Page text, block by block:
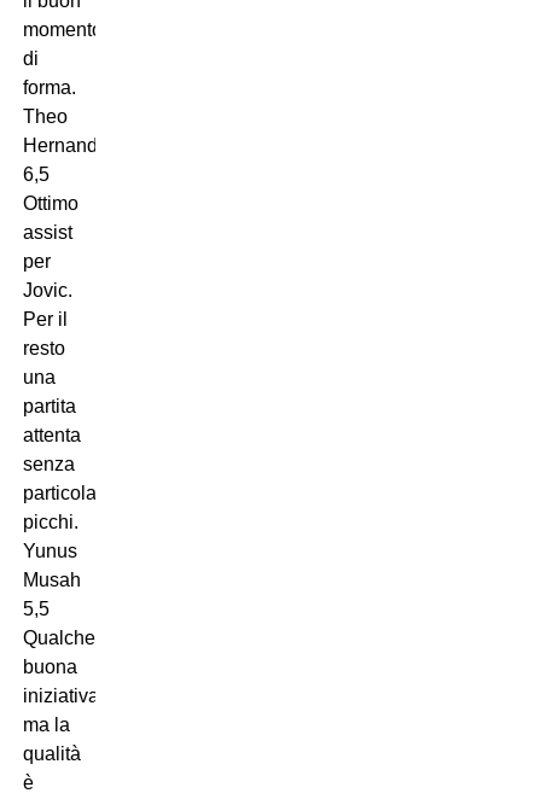
momento
di
forma.
Theo
Hernandez
6,5
Ottimo
assist
per
Jovic.
Per il
resto
una
partita
attenta
senza
particolari
picchi.
Yunus
Musah
5,5
Qualche
buona
iniziativa,
ma la
qualità
è